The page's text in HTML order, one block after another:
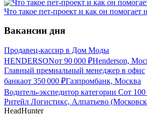
Что такое пет-проект и как он помогает
Вакансии дня
Продавец-кассир в Дом Моды
HENDERSONот 90 000 ₽Henderson,
Главный премиальный менеджер в офис
банкаот 350 000 ₽Газпромбанк, Москва
Водитель-экспедитор категории Сот
Ритейл Логистикс, Алпатьево
HeadHunter